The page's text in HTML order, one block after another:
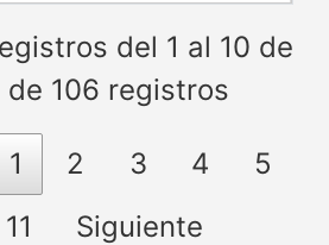
del 1 al 10 de
106 registros
1 2 3 4
5
11 Siguiente